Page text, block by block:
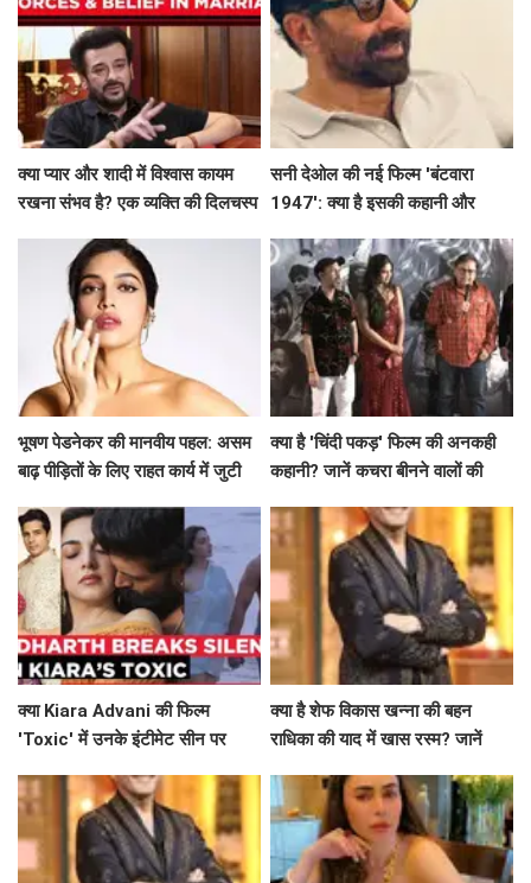
क्या प्यार और शादी में विश्वास कायम
रखना संभव है? एक व्यक्ति की दिलचस्प
सनी देओल की नई फिल्म 'बंटवारा
1947': क्या है इसकी कहानी और
भूषण पेडनेकर की मानवीय पहल: असम
बाढ़ पीड़ितों के लिए राहत कार्य में जुटी
क्या है 'चिंदी पकड़' फिल्म की अनकही
कहानी? जानें कचरा बीनने वालों की
क्या Kiara Advani की फिल्म
'Toxic' में उनके इंटीमेट सीन पर
है खास?
क्या है शेफ विकास खन्ना की बहन
राधिका की याद में खास रस्म? जानें